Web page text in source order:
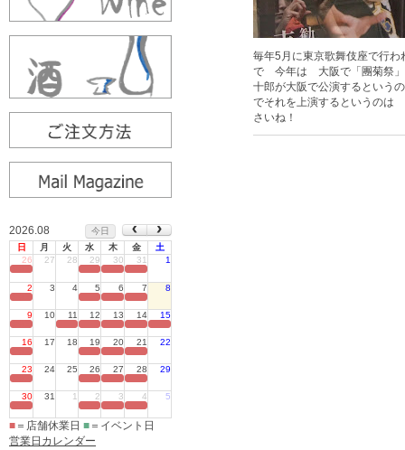
2026.08
今日
日
月 火 水 木 金
土
26
27 28 29 30 31 1
2 3 4 5 6 7 8
9 10 11 12 13 14 15
16 17 18 19 20 21 22
23 24 25 26 27 28 29
30 31 1 2 3 4 5
■ ＝店舗休業日 ■ ＝イベント日
営業日カレンダー
毎年5月に東京歌舞伎座で行
で 今年は 大阪で「團菊祭」
十郎が大阪で公演するとい
でそれを上演するというの
さいね！